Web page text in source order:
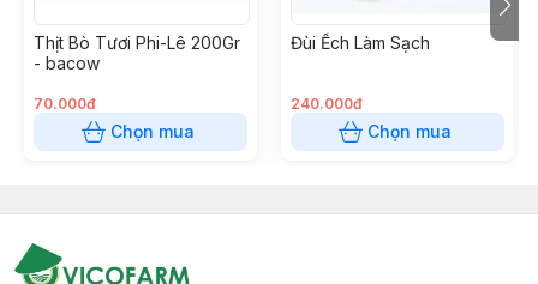
Thịt Bò Tươi Phi-Lê 200Gr
- bacow
70.000đ
Chọn mua
Đùi Ếch Làm Sạch
240.000đ
Chọn mua